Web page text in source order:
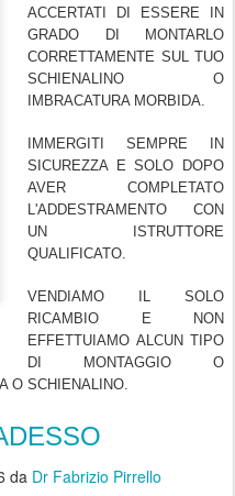
ACCERTATI DI ESSERE IN
GRADO DI MONTARLO
CORRETTAMENTE SUL TUO
SCHIENALINO O
IMBRACATURA MORBIDA.
IMMERGITI SEMPRE IN
SICUREZZA E SOLO DOPO
AVER COMPLETATO
L'ADDESTRAMENTO CON
UN ISTRUTTORE
QUALIFICATO.
VENDIAMO IL SOLO
RICAMBIO E NON
EFFETTUIAMO ALCUN TIPO
DI MONTAGGIO O
O SCHIENALINO.
da Dr Fabrizio Pirrello